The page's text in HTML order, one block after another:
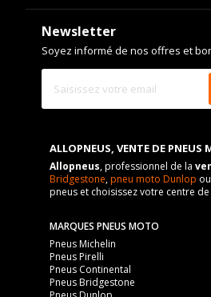
Newsletter
Soyez informé de nos offres et
ALLOPNEUS, VENTE DE PNEUS
Allopneus, professionnel de la
Bridgestone,pneu moto Dunlop
pneus et choisissez votre centre
MARQUES PNEUS MOTO
Pneus Michelin
Pneus Pirelli
Pneus Continental
Pneus Bridgestone